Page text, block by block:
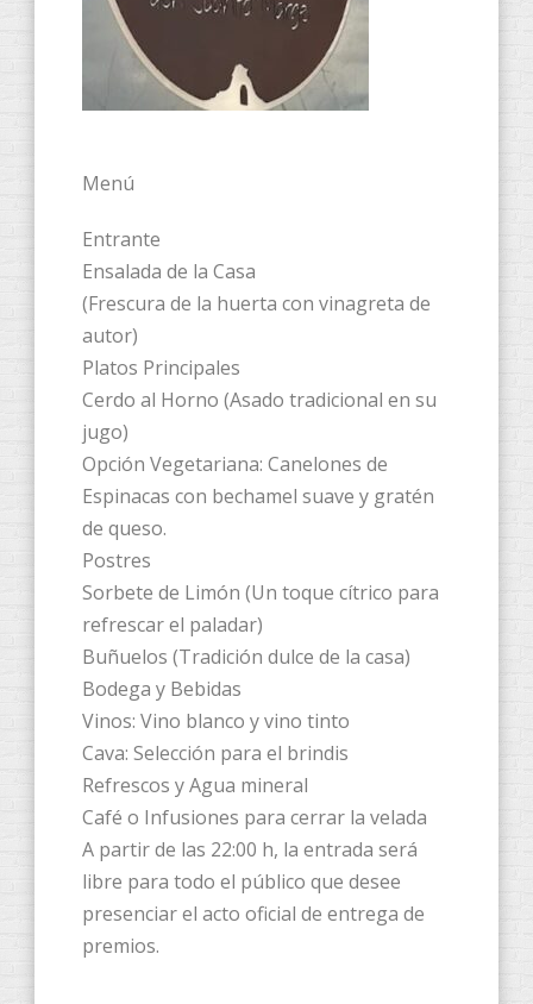
Menú
​Entrante
​Ensalada de la Casa
(Frescura de la huerta con vinagreta de
autor)
​Platos Principales
​Cerdo al Horno (Asado tradicional en su
jugo)
​Opción Vegetariana: Canelones de
Espinacas con bechamel suave y gratén
de queso.
​Postres
​Sorbete de Limón (Un toque cítrico para
refrescar el paladar)
​Buñuelos (Tradición dulce de la casa)
​Bodega y Bebidas
​Vinos: Vino blanco y vino tinto
​Cava: Selección para el brindis
​Refrescos y Agua mineral
​Café o Infusiones para cerrar la velada
A partir de las 22:00 h, la entrada será
libre para todo el público que desee
presenciar el acto oficial de entrega de
premios.